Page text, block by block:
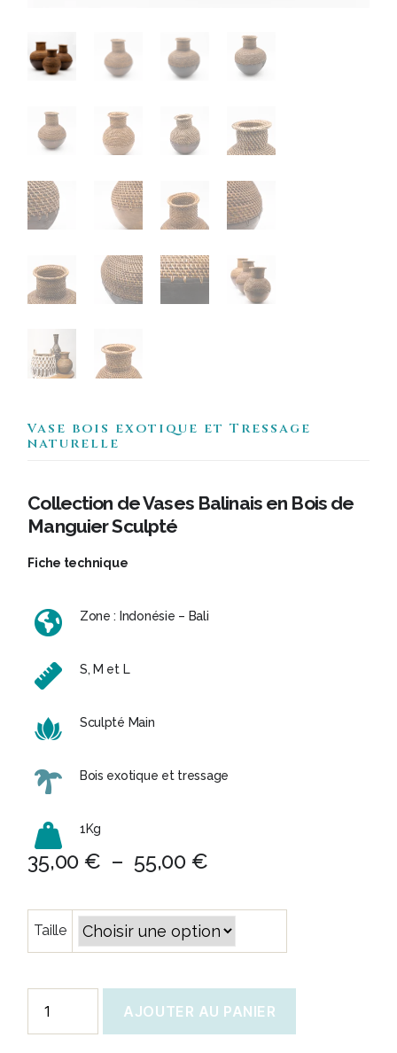
Vase bois exotique et Tressage
naturelle
Collection de Vases Balinais en Bois de
Manguier Sculpté
Fiche technique
Zone : Indonésie – Bali
S, M et L
Sculpté Main
Bois exotique et tressage
1Kg
35,00 € – 55,00 €Plage
prix :
35,00 €
à
55,00 €
Taille
AJOUTER AU PANIER